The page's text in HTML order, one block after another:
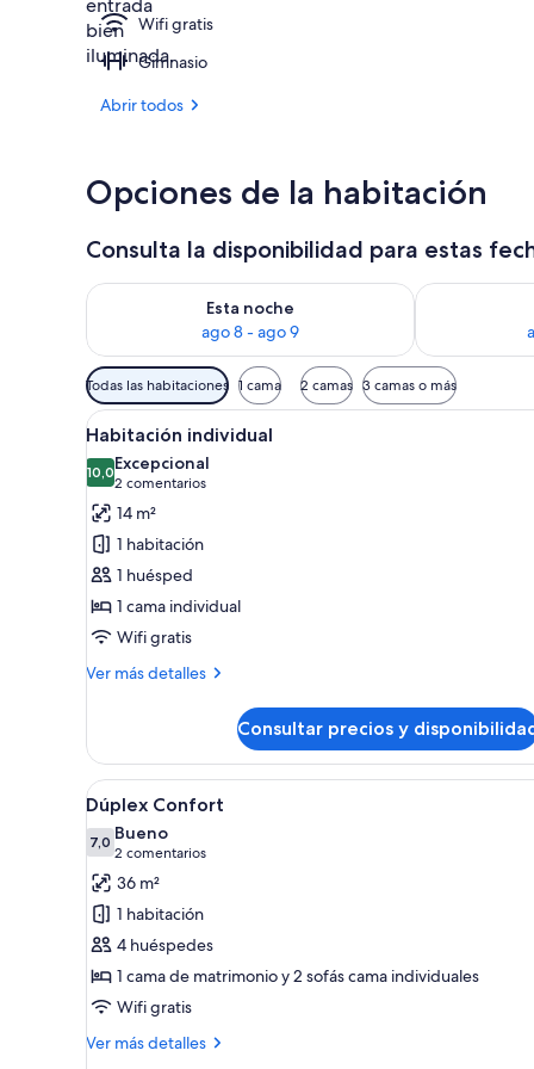
Wifi gratis
Gimnasio
Abrir todos
Opciones de la habitación
Consulta la disponibilidad para estas
Esta noche
ago 8 - ago 9
Consulta la disponibilidad para esta noche, ago 8 -
Consulta la
Filtros
disponibles
para
las
habitaciones
Todas las habitaciones 1 cama 2 camas 3 camas o más
Abrir
todas
las
fotos
de
Habitación
individual
Una habitación de hotel con
3
Habitación individual
10,010,0 de 10
Excepcional
2 comentarios
(2 comentarios)
14 m²
1 habitación
1 huésped
1 cama individual
Wifi gratis
Ver más detalles
Más
individual
Consultar precios y
Abrir
todas
las
fotos
de
Dúplex
Confort
Una habitación moderna
5
Dúplex Confort
7,07,0 de 10
Bueno
2 comentarios
(2 comentarios)
36 m²
1 habitación
4 huéspedes
1 cama de matrimonio y 2 sofás cama individuales
Wifi gratis
Ver más detalles
Más